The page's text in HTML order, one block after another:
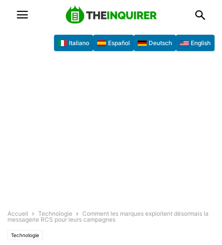
Accueil Technologie
Comment les marques exploitent désormais la
messagerie RCS pour leurs campagnes
Technologie
Italiano Español Deutsch English